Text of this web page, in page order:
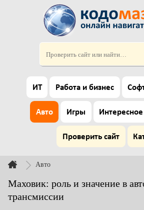
ИТ Работа и бизнес
Авто Игры Интересное
Проверить сайт
Авто
Маховик: роль и значение в
трансмиссии